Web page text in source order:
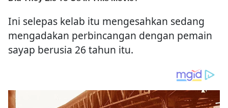
Ini selepas kelab itu mengesahkan sedang
mengadakan perbincangan dengan pemain
sayap berusia 26 tahun itu.